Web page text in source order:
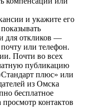
и укажите его
для откликов —
или телефон.
Почти во всех
публикацию
плюс» или
из Омска
бесплатное
контактов